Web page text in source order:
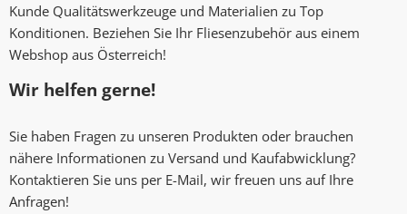
Kunde Qualitätswerkzeuge und Materialien zu Top
Konditionen. Beziehen Sie Ihr Fliesenzubehör aus einem
Webshop aus Österreich!
Wir helfen gerne!
Sie haben Fragen zu unseren Produkten oder brauchen
nähere Informationen zu Versand und Kaufabwicklung?
Kontaktieren Sie uns per E-Mail, wir freuen uns auf Ihre
Anfragen!